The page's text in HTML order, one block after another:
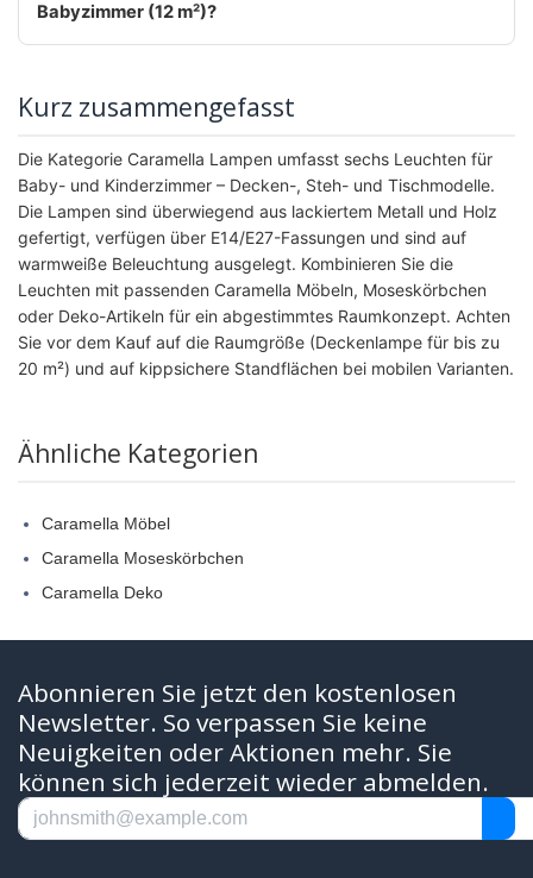
Babyzimmer (12 m²)?
Kurz zusammengefasst
Die Kategorie Caramella Lampen umfasst sechs Leuchten für
Baby- und Kinderzimmer – Decken-, Steh- und Tischmodelle.
Die Lampen sind überwiegend aus lackiertem Metall und Holz
gefertigt, verfügen über E14/E27-Fassungen und sind auf
warmweiße Beleuchtung ausgelegt. Kombinieren Sie die
Leuchten mit passenden Caramella Möbeln, Moseskörbchen
oder Deko-Artikeln für ein abgestimmtes Raumkonzept. Achten
Sie vor dem Kauf auf die Raumgröße (Deckenlampe für bis zu
20 m²) und auf kippsichere Standflächen bei mobilen Varianten.
Ähnliche Kategorien
Caramella Möbel
Caramella Moseskörbchen
Caramella Deko
Abonnieren Sie jetzt den kostenlosen
Newsletter. So verpassen Sie keine
Neuigkeiten oder Aktionen mehr. Sie
können sich jederzeit wieder abmelden.